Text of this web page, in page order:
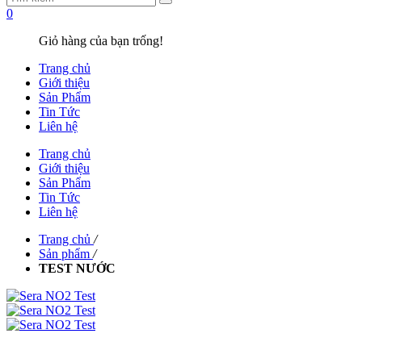
0
Giỏ hàng của bạn trống!
Trang chủ
Giới thiệu
Sản Phẩm
Tin Tức
Liên hệ
Trang chủ
Giới thiệu
Sản Phẩm
Tin Tức
Liên hệ
Trang chủ /
Sản phẩm /
TEST NƯỚC